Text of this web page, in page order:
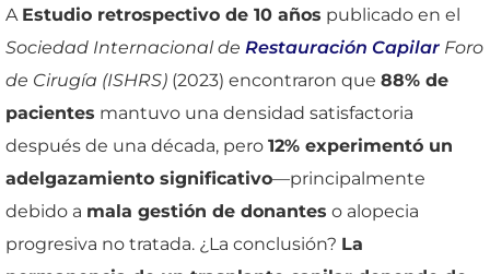
A Estudio retrospectivo de 10 años publicado en el
Sociedad Internacional de Restauración Capilar Foro
de Cirugía (ISHRS) (2023) encontraron que 88% de
pacientes mantuvo una densidad satisfactoria
después de una década, pero 12% experimentó un
adelgazamiento significativo—principalmente
debido a mala gestión de donantes o alopecia
progresiva no tratada. ¿La conclusión? La